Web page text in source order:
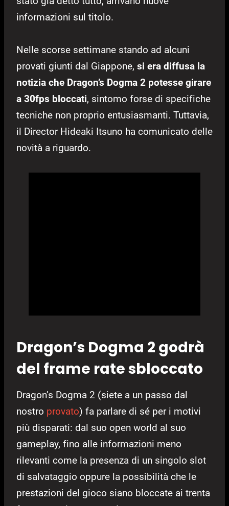
informazioni sul titolo.
Nelle scorse settimane stando ad alcuni
provati giunti dal Giappone, si era diffusa la
notizia che Dragon’s Dogma 2 potesse girare
a 30fps bloccati, sintomo forse di specifiche
tecniche non proprio entusiasmanti. Tuttavia,
il Director Hideaki Itsuno ha comunicato delle
novità a riguardo.
Dragon’s Dogma 2 godrà
del frame rate sbloccato
Dragon’s Dogma 2 (siete a un passo dal
nostro provato) fa parlare di sé per i motivi
più disparati: dal suo open world al suo
gameplay, fino alle informazioni meno
rilevanti come la presenza di un singolo slot
di salvataggio oppure la possibilità che le
prestazioni del gioco siano bloccate ai trenta